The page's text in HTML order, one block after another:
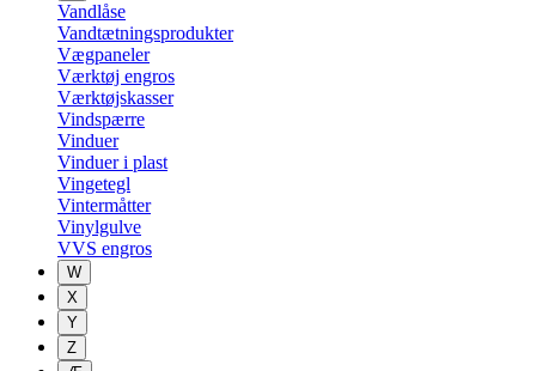
Vandlåse
Vandtætningsprodukter
Vægpaneler
Værktøj engros
Værktøjskasser
Vindspærre
Vinduer
Vinduer i plast
Vingetegl
Vintermåtter
Vinylgulve
VVS engros
W
X
Y
Z